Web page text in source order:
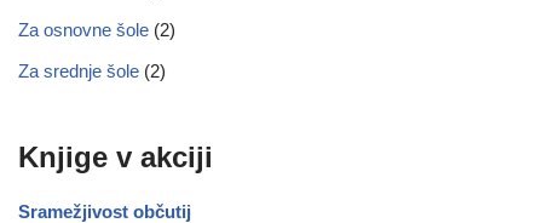
Za osnovne šole (2)
Za srednje šole (2)
Knjige v akciji
Sramežjivost občutij